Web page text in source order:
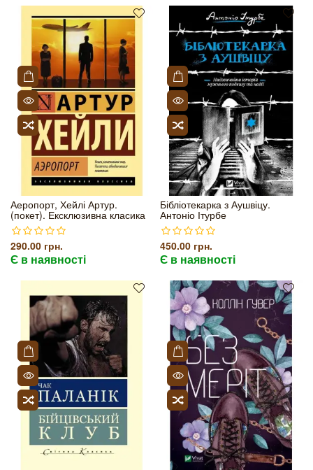
Аеропорт, Хейлі Артур.
(покет). Ексклюзивна класика
290.00 грн.
Є в наявності
Бібліотекарка з Аушвіцу.
Антоніо Ітурбе
450.00 грн.
Є в наявності